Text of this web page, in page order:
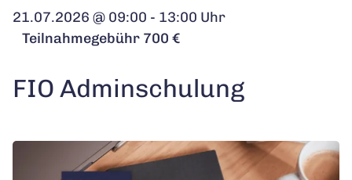
21.07.2026 @ 09:00 - 13:00 Uhr
Teilnahmegebühr 700 €
FIO Adminschulung